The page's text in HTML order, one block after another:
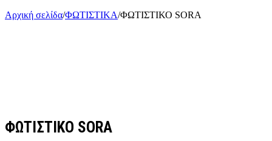
Αρχική σελίδα/ΦΩΤΙΣΤΙΚΑ/ΦΩΤΙΣΤΙΚΟ SORA
ΦΩΤΙΣΤΙΚΟ SORA